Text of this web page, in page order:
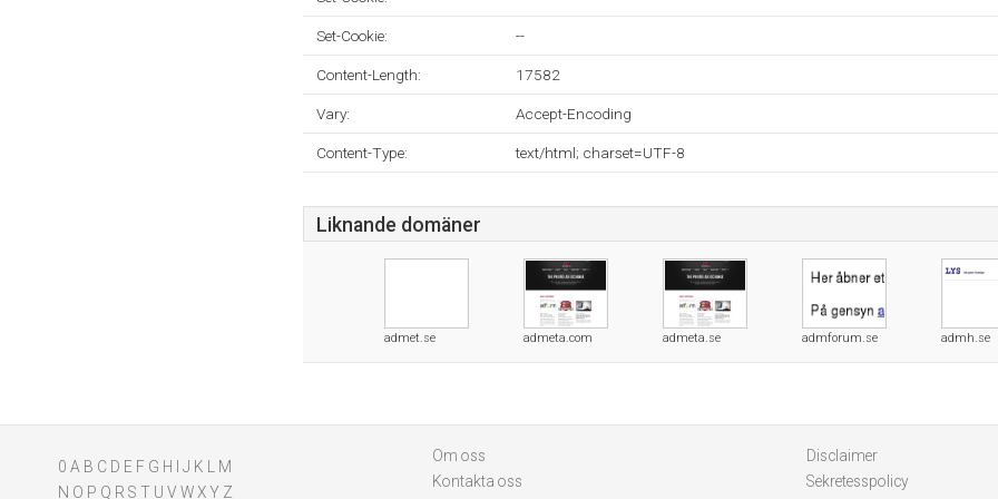
Set-Cookie: --
Content-Length: 17582
Vary: Accept-Encoding
Content-Type: text/html; charset=UTF-8
Liknande domäner
admet.se admeta.com admeta.se admforum.se admh.se
0 A B C D E F G H J K
M
N O P Q R S T U V WXY Z
Om oss
Kontakta oss
Disclaimer
Sekretesspolicy